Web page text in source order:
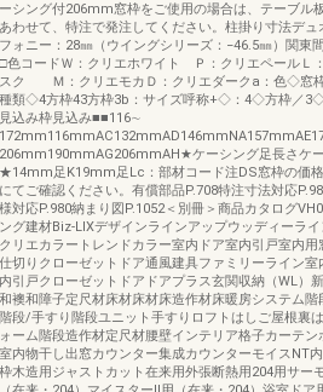
ーシング付206mm窓枠をご使用の場合は、テーブル
あわせて、特注で発注してください。柱掛り寸法デュ
フォニー：28㎜（ウイングシリーズ：−46.5㎜）関東
□色コードＷ：クリエホワイト Ｐ：クリエペールＬ
スク Ｍ：クリエモカＤ：クリエダークa：色◇窓
種類◇4方枠43方枠3b：サイズ呼称+◇：4◇方枠／
見込み枠見込み■■116∼
206mm190mmAG206mmAH★ケーシング足長さケ
★14mm足K19mm足Lc：部材コード注DS窓枠の価
にてご確認ください。有償部品P.708特注寸法対応
様対応P.980納まり図P.1052＜別冊＞商品カタログ
ング建材Biz-LIXデザインラインアップウッディーラ
クリエカラートレンドカラー室内ドア室内引戸室内用
仕切りクローゼットドア通風建具ファミリーライン室
内引戸クローゼットドアドアプラス玄関収納（WL）
和襖和障子定尺材床材床材床造作材床暖房システム階
階段/手すり階段ユニット手すりロフトはしご屋根裏
ォーム階段造作材定尺材腰壁インテリア格子カーテン
室内物干し出窓カウンター集成カウンターモイスNT
枠木造用ジャストカット在来用外張断熱用204用サー